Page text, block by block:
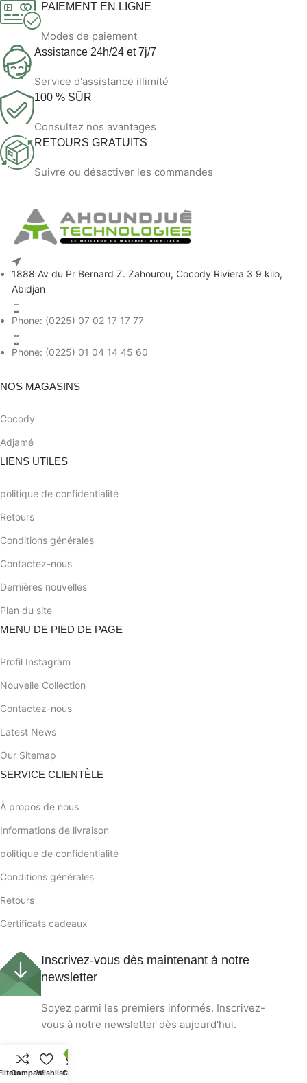
PAIEMENT EN LIGNE
Modes de paiement
Assistance 24h/24 et 7j/7
Service d'assistance illimité
100 % SÛR
Consultez nos avantages
RETOURS GRATUITS
Suivre ou désactiver les commandes
1888 Av du Pr Bernard Z. Zahourou, Cocody Riviera 3 9 kilo,
Abidjan
Phone: (0225) 07 02 17 17 77
Phone: (0225) 01 04 14 45 60
NOS MAGASINS
Cocody
Adjamé
LIENS UTILES
politique de confidentialité
Retours
Conditions générales
Contactez-nous
Dernières nouvelles
Plan du site
MENU DE PIED DE PAGE
Profil Instagram
Nouvelle Collection
Contactez-nous
Latest News
Our Sitemap
SERVICE CLIENTÈLE
À propos de nous
Informations de livraison
politique de confidentialité
Conditions générales
Retours
Certificats cadeaux
Inscrivez-vous dès maintenant à notre
newsletter
Soyez parmi les premiers informés. Inscrivez-
vous à notre newsletter dès aujourd'hui.
CompareWishlistCart